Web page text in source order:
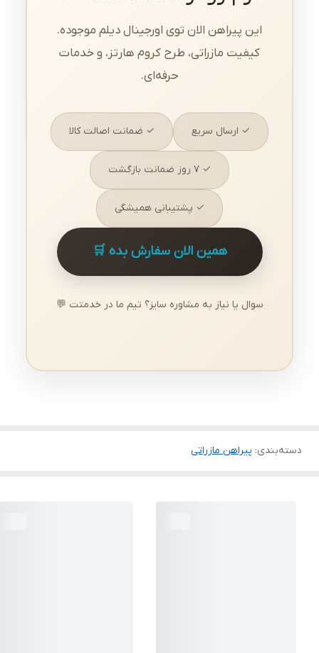
این پیراهن الان توی اورجینال دیلم موجوده.
کیفیت مازراتی، طرح کروم هارتز، و خدمات
حرفه‌ای.
✓ ارسال سریع ✓ ضمانت اصالت کالا
✓ ۷ روز ضمانت بازگشت
✓ پشتیبانی همیشگی
همین الان سفارش بده 🛒
سوال یا نیاز به مشاوره سایز؟ تیم ما در خدمتت 💬
دسته‌بندی: پیراهن مازراتی